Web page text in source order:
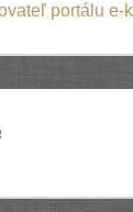
portálu e-